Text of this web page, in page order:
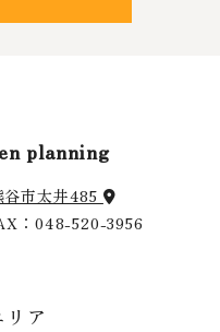
planning
谷市太井485
：048-520-3956
ア